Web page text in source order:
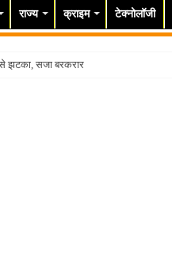
राज्य क्राइम टेक्नोलॉजी
झटका, सजा बरकरार